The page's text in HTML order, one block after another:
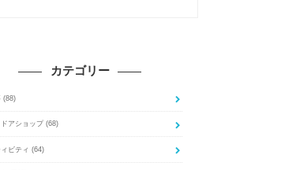
カテゴリー
(88)
ドアショップ (68)
ビティ (64)